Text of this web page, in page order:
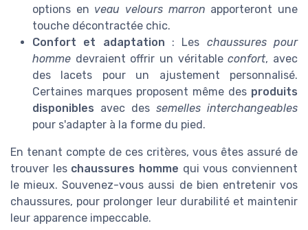
options en veau velours marron apporteront une
touche décontractée chic.
Confort et adaptation : Les chaussures pour
homme devraient offrir un véritableconfort, avec
des lacets pour un ajustement personnalisé.
Certaines marques proposent même des produits
disponibles avec des semelles interchangeables
pour s'adapter à la forme du pied.
En tenant compte de ces critères, vous êtes assuré de
trouver les chaussures homme qui vous conviennent
le mieux. Souvenez-vous aussi de bien entretenir vos
chaussures, pour prolonger leur durabilité et maintenir
leur apparence impeccable.